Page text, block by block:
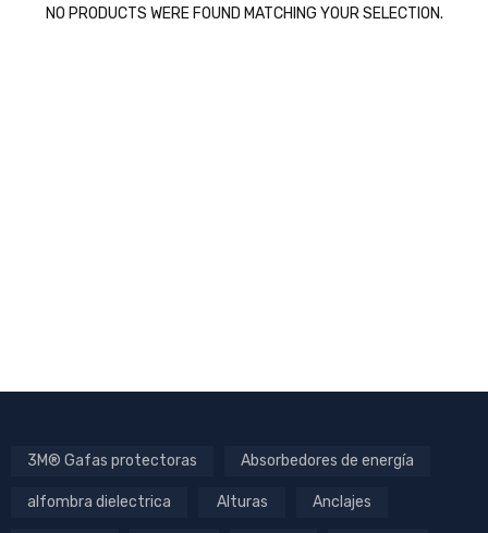
NO PRODUCTS WERE FOUND MATCHING YOUR SELECTION.
3M® Gafas protectoras Absorbedores de energía
alfombra dielectrica Alturas Anclajes